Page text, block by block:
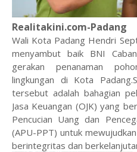
Realitakini.com-Padang
Wali Kota Padang Hendri
menyambut baik BNI
gerakan penanaman
lingkungan di Kota
tersebut adalah bahagian
Jasa Keuangan (OJK) yang
Pencucian Uang dan
(APU-PPT) untuk
berintegritas dan